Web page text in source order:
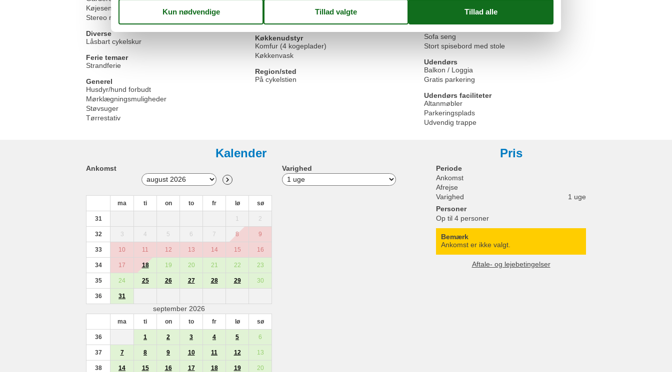
Køjeseng
Stereo med CD
Diverse
Låsbart cykelskur
Ferie temaer
Strandferie
Generel
Husdyr/hund forbudt
Mørklægningsmuligheder
Støvsuger
Tørrestativ
Ovn
Vandvarmer
Køkkenudstyr
Komfur (4 kogeplader)
Køkkenvask
Region/sted
På cykelstien
Sat-TV
Sofa seng
Stort spisebord med stole
Udendørs
Balkon / Loggia
Gratis parkering
Udendørs faciliteter
Altanmøbler
Parkeringsplads
Udvendig trappe
Kalender
Ankomst
ma ti on to fr lø sø
31 1 2
32 3 4 5 6 7 8 9
33 10 11 12 13 14 15 16
34 17 18 19 20 21 22 23
35 24 25 26 27 28 29 30
36 31
september 2026
ma ti on to fr lø sø
36 1 2 3 4 5 6
37 7 8 9 10 11 12 13
38 14 15 16 17 18 19 20
Varighed
Pris
Periode
Ankomst
Afrejse
Varighed
1 uge
Personer
Op til 4 personer
Bemærk
Ankomst er ikke valgt.
Aftale- og lejebetingelser